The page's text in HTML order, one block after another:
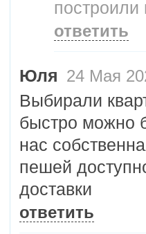
построили
ответить
Юля 24 Мая
Выбирали
быстро можно
нас
пешей
доставки
ответить